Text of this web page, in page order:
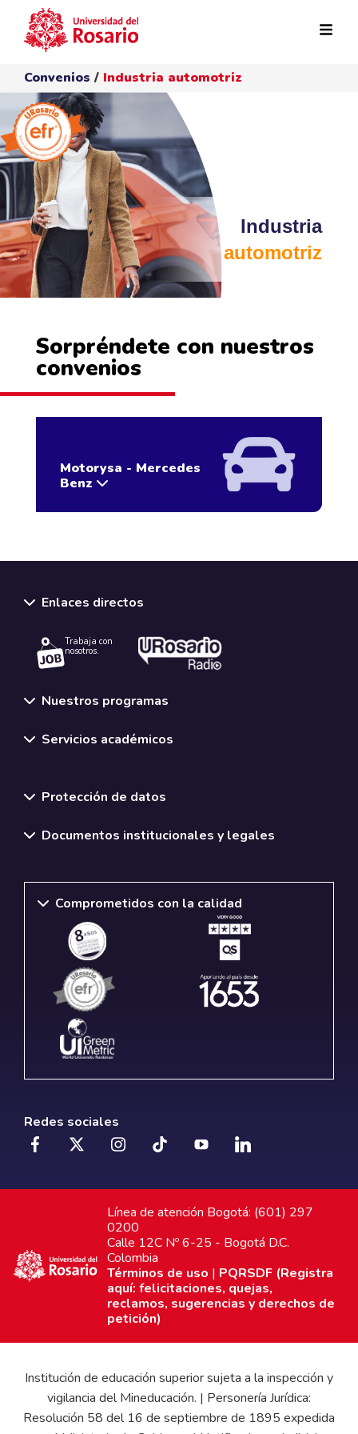
Pasar al contenido principal
Convenios / Industria automotriz
Industria
automotriz
Sorpréndete con nuestros
convenios
Motorysa - Mercedes
Benz
Enlaces directos
Trabaja con
nosotros.
Nuestros programas
Servicios académicos
Protección de datos
Documentos institucionales y legales
Comprometidos con la calidad
Redes sociales
Línea de atención Bogotá: (601) 297
0200
Calle 12C Nº 6-25 - Bogotá D.C.
Colombia
Términos de uso | PQRSDF (Registra
aquí: felicitaciones, quejas,
reclamos, sugerencias y derechos de
petición)
Institución de educación superior sujeta a la inspección y
vigilancia del Mineducación. | Personería Jurídica:
Resolución 58 del 16 de septiembre de 1895 expedida